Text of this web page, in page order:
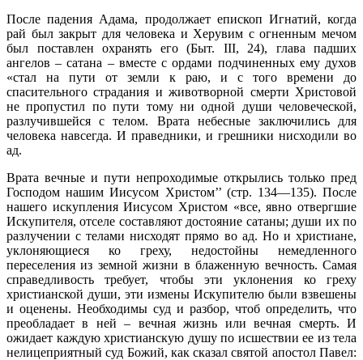
После падения Адама, продолжает епископ Игнатий, когда
рай был закрыт для человека и Херувим с огненным мечом
был поставлен охранять его (Быт. III, 24), глава падших
ангелов – сатана – вместе с ордами подчиненных ему духов
«стал на пути от земли к раю, и с того времени до
спасительного страдания и животворной смерти Христовой
не пропустил по пути тому ни одной души человеческой,
разлучившейся с телом. Врата небесные заключились для
человека навсегда. И праведники, и грешники нисходили во
ад.
Врата вечные и пути непроходимые открылись только пред
Господом нашим Иисусом Христом’’ (стр. 134—135). После
нашего искупления Иисусом Христом «все, явно отвергшие
Искупителя, отселе составляют достояние сатаны; души их по
разлучении с телами нисходят прямо во ад. Но и христиане,
уклоняющиеся ко греху, недостойны немедленного
переселения из земной жизни в блаженную вечность. Самая
справедливость требует, чтобы эти уклонения ко греху
христианской души, эти измены Искупителю были взвешены
и оценены. Необходимы суд и разбор, чтоб определить, что
преобладает в ней – вечная жизнь или вечная смерть. И
ожидает каждую христианскую душу по исшествии ее из тела
нелицеприятный суд Божий, как сказал святой апостол Павел: